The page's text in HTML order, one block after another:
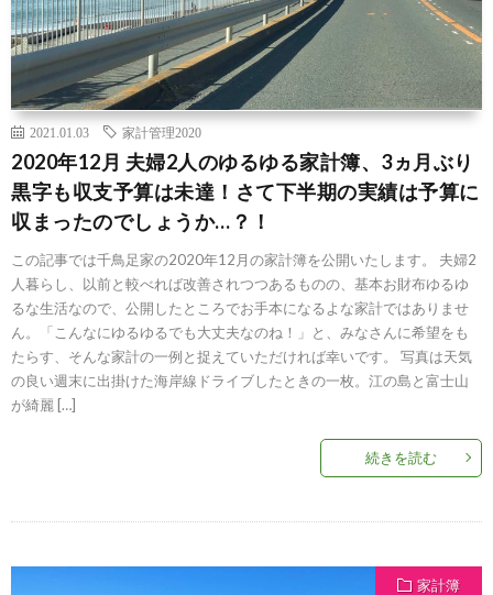
2021.01.03 家計管理2020
2020年12月 夫婦2人のゆるゆる家計簿、3ヵ月ぶり
黒字も収支予算は未達！さて下半期の実績は予算に
収まったのでしょうか…？！
この記事では千鳥足家の2020年12月の家計簿を公開いたします。 夫婦2
人暮らし、以前と較べれば改善されつつあるものの、基本お財布ゆるゆ
るな生活なので、公開したところでお手本になるよな家計ではありませ
ん。「こんなにゆるゆるでも大丈夫なのね！」と、みなさんに希望をも
たらす、そんな家計の一例と捉えていただければ幸いです。 写真は天気
の良い週末に出掛けた海岸線ドライブしたときの一枚。江の島と富士山
が綺麗 […]
続きを読む
家計簿